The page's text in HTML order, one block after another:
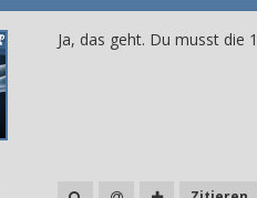
Ja, das geht. Du musst die